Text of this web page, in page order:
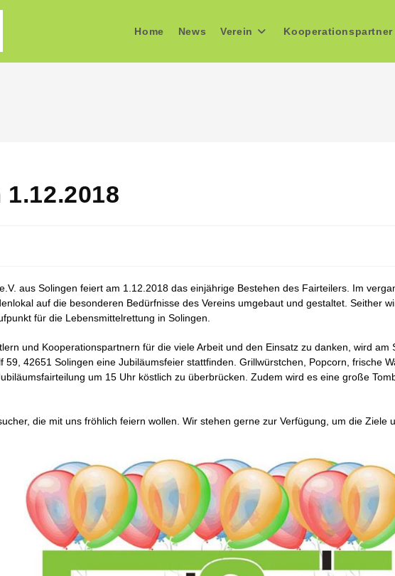
Home News Verein Kooperationspartner
aus Solingen feiert am 1.12.2018 das einjährige Bestehen des Fairteilers. Im
auf die besonderen Bedürfnisse des Vereins umgebaut und gestaltet. Seither
für die Lebensmittelrettung in Solingen.
und Kooperationspartnern für die viele Arbeit und den Einsatz zu danken, wird
59, 42651 Solingen eine Jubiläumsfeier stattfinden. Grillwürstchen, Popcorn, frische
um 15 Uhr köstlich zu überbrücken. Zudem wird es eine große
die mit uns fröhlich feiern wollen. Wir stehen gerne zur Verfügung, um die Ziele